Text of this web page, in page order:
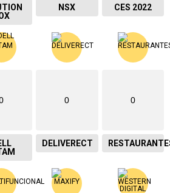
NSX CES 2022
0
DELIVERECT
0